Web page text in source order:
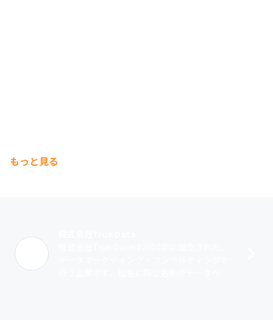
もっと見る